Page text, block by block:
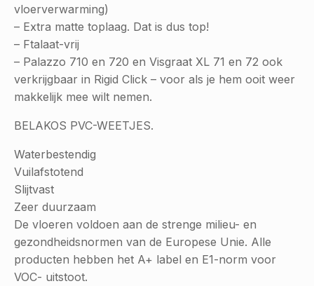
vloerverwarming)
– Extra matte toplaag. Dat is dus top!
– Ftalaat-vrij
– Palazzo 710 en 720 en Visgraat XL 71 en 72 ook
verkrijgbaar in Rigid Click – voor als je hem ooit weer
makkelijk mee wilt nemen.
BELAKOS PVC-WEETJES.
Waterbestendig
Vuilafstotend
Slijtvast
Zeer duurzaam
De vloeren voldoen aan de strenge milieu- en
gezondheidsnormen van de Europese Unie. Alle
producten hebben het A+ label en E1-norm voor
VOC- uitstoot.